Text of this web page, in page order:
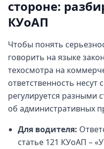
стороне:
КУоАП
Чтобы понять
говорить на языке
техосмотра на
ответственность несут
регулируется разными
об административных
Для водителя:
статье 121 КУоАП –